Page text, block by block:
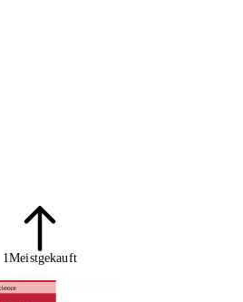
1Meistgekauft